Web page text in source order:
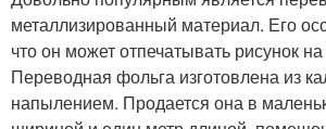
металлизированный материал. Его
что он может отпечатывать рисунок на
Переводная фольга изготовлена из
напылением. Продается она в